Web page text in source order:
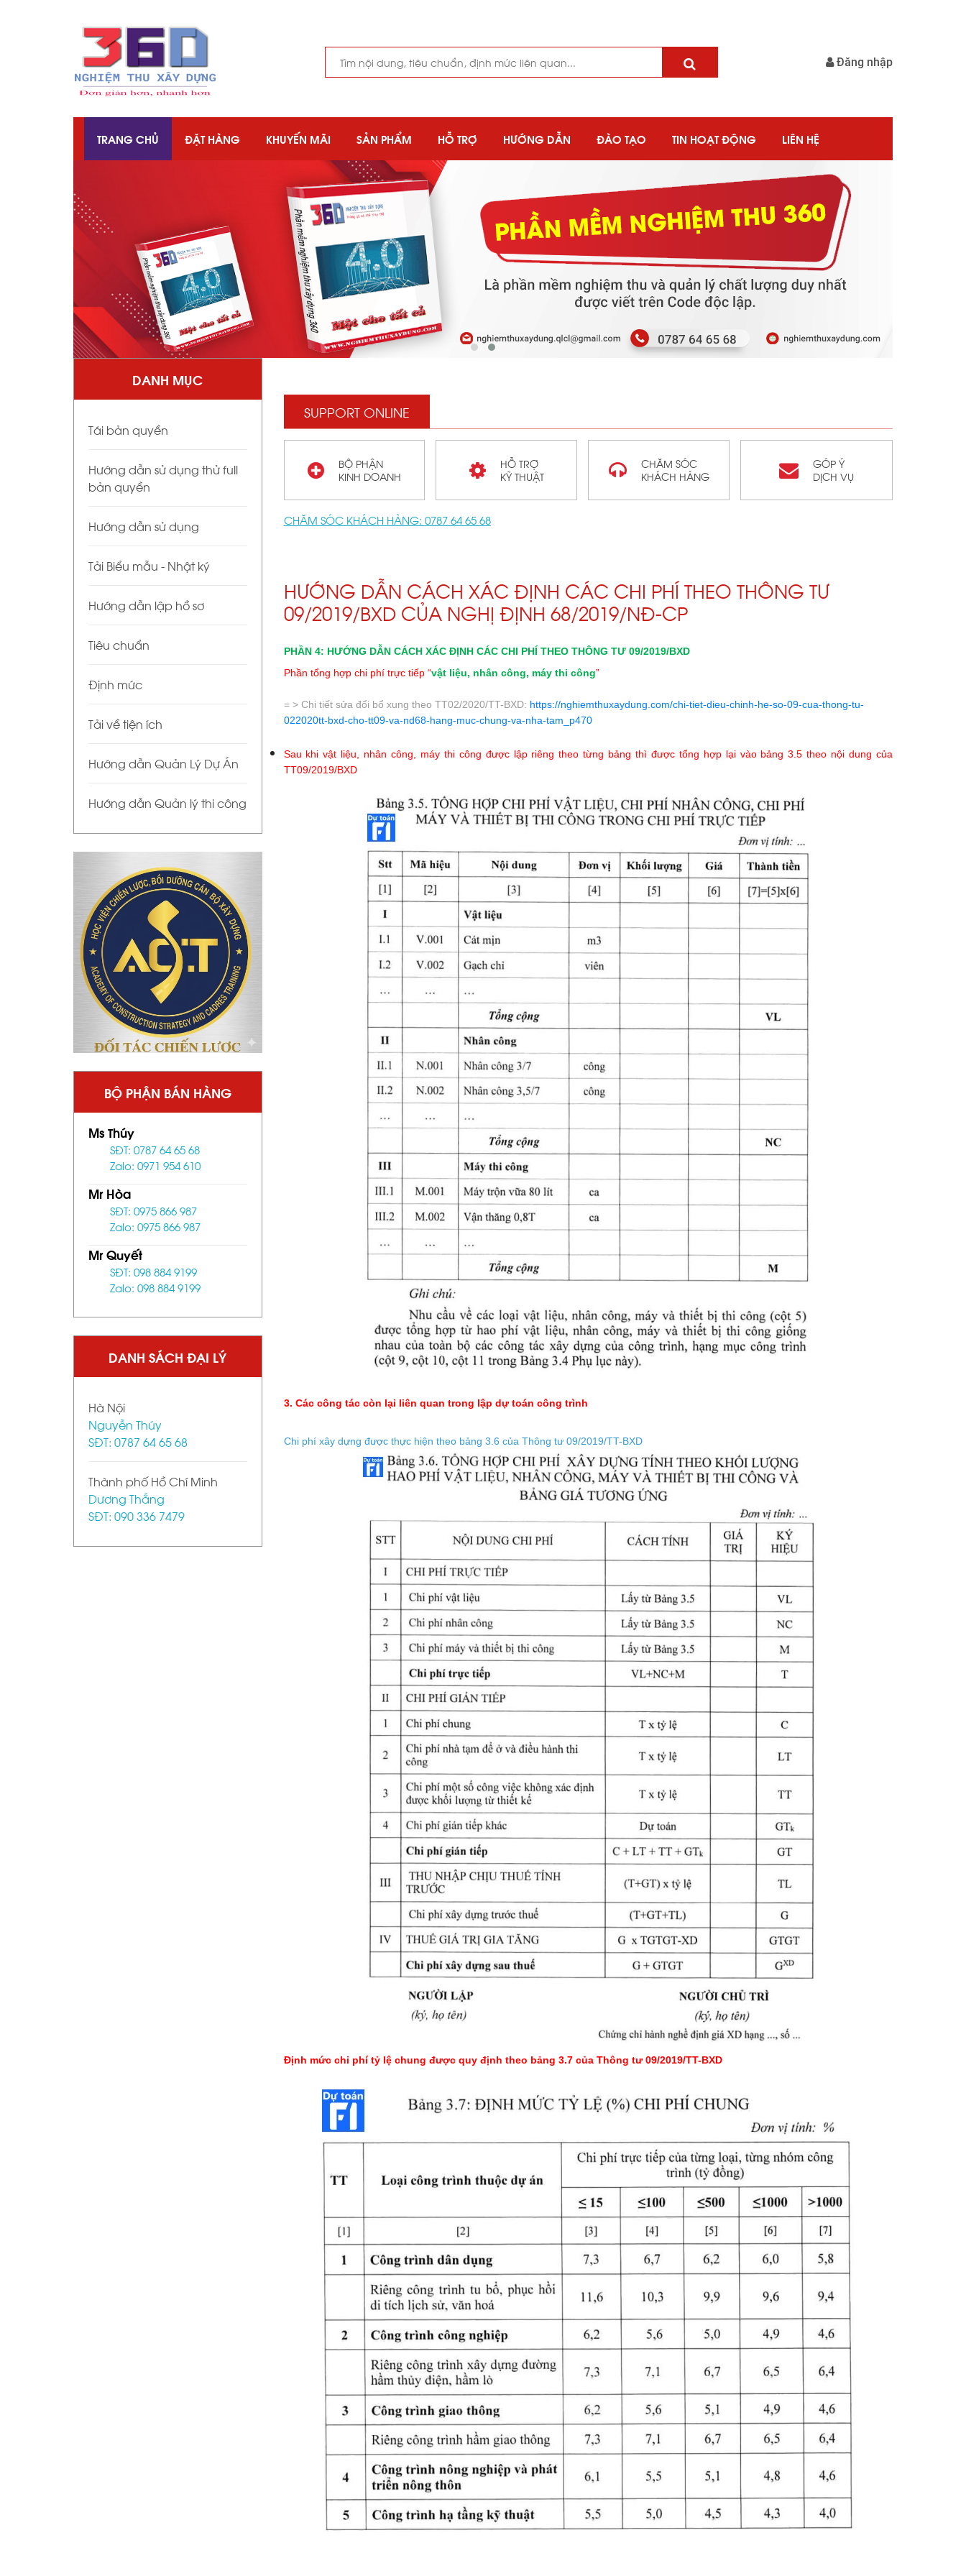
Đăng nhập
TRANG CHỦ ĐẶT HÀNG KHUYẾN MÃI SẢN PHẨM HỖ TRỢ HƯỚNG DẪN ĐÀO TẠO TIN HOẠT ĐỘNG LIÊN HỆ
DANH MỤC
Tái bản quyền
Hướng dẫn sử dụng thử full
bản quyền
Hướng dẫn sử dụng
Tải Biểu mẫu - Nhật ký
Hướng dẫn lập hồ sơ
Tiêu chuẩn
Định mức
Tải về tiện ích
Hướng dẫn Quản Lý Dự Án
Hướng dẫn Quản lý thi công
BỘ PHẬN BÁN HÀNG
Ms Thúy
SĐT: 0787 64 65 68
Zalo: 0971 954 610
Mr Hòa
SĐT: 0975 866 987
Zalo: 0975 866 987
Mr Quyết
SĐT: 098 884 9199
Zalo: 098 884 9199
DANH SÁCH ĐẠI LÝ
Hà Nội
Nguyễn Thúy
SĐT: 0787 64 65 68
Thành phố Hồ Chí Minh
Dương Thắng
SĐT: 090 336 7479
SUPPORT ONLINE
BỘ PHẬN
KINH DOANH
HỖ TRỢ
KỸ THUẬT
CHĂM SÓC
KHÁCH HÀNG
GÓP Ý
DỊCH VỤ
CHĂM SÓC KHÁCH HÀNG: 0787 64 65 68
HƯỚNG DẪN CÁCH XÁC ĐỊNH CÁC CHI PHÍ THEO THÔNG TƯ
09/2019/BXD CỦA NGHỊ ĐỊNH 68/2019/NĐ-CP
PHẦN 4: HƯỚNG DẪN CÁCH XÁC ĐỊNH CÁC CHI PHÍ THEO THÔNG TƯ 09/2019/BXD
Phần tổng hợp chi phí trực tiếp “vật liệu, nhân công, máy thi công”
= > Chi tiết sửa đổi bổ xung theo TT02/2020/TT-BXD: https://nghiemthuxaydung.com/chi-tiet-dieu-chinh-he-so-09-cua-thong-tu-
022020tt-bxd-cho-tt09-va-nd68-hang-muc-chung-va-nha-tam_p470
Sau khi vật liệu, nhân công, máy thi công được lập riêng theo từng bảng thì được tổng hợp lại vào bảng 3.5 theo nội dung của
TT09/2019/BXD
3. Các công tác còn lại liên quan trong lập dự toán công trình
Chi phí xây dựng được thực hiện theo bảng 3.6 của Thông tư 09/2019/TT-BXD
Định mức chi phí tỷ lệ chung được quy định theo bảng 3.7 của Thông tư 09/2019/TT-BXD